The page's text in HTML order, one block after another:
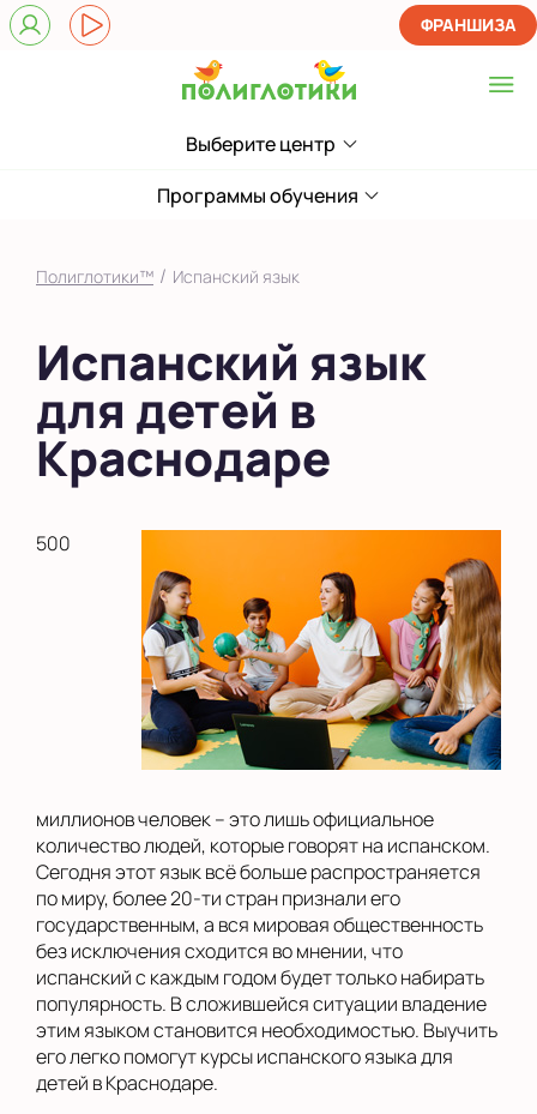
Выберите центр
Выберите центр
Показать на карте
ФРАНШИЗА
Программы обучения
Полиглотики™ / Испанский язык
Испанский язык
для детей в
Краснодаре
500
миллионов человек – это лишь официальное
количество людей, которые говорят на испанском.
Сегодня этот язык всё больше распространяется
по миру, более 20-ти стран признали его
государственным, а вся мировая общественность
без исключения сходится во мнении, что
испанский с каждым годом будет только набирать
популярность. В сложившейся ситуации владение
этим языком становится необходимостью. Выучить
его легко помогут курсы испанского языка для
детей в Краснодаре.